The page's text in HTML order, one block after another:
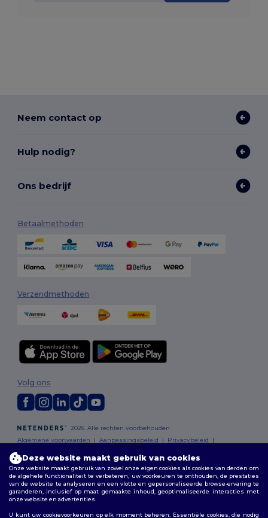
Neem contact op
Hulp nodig?
Ons bedrijf
Betaalmethoden
Verzendmethoden
2026. Alle rechten voorbehouden
Algemene voorwaarden |Aanpassingsbeleid | Privacybeleid |
Volg ons
Bruxelles| Anvers | Mortsel |Malines|Lierre |Turnhout| Geel|
Herentals |Hoogstraten | Bruges
Deze website maakt gebruik van cookies
Onze website maakt gebruik van zowel onze eigen cookies als cookies van derden om
de algehele functionaliteit te verbeteren, uw voorkeuren te onthouden, de prestaties
van de website te analyseren en een vlotte en gepersonaliseerde browse-ervaring te
garanderen, inclusief op maat gemaakte inhoud, geoptimaliseerde interacties met
onze website en advertenties.
U kunt uw cookievoorkeuren op elk moment beheren. Essentiële cookies, die nodig